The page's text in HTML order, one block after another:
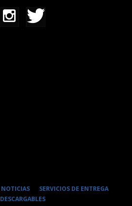
NOTICIAS
SERVICIOS DE ENTREGA
DESCARGABLES